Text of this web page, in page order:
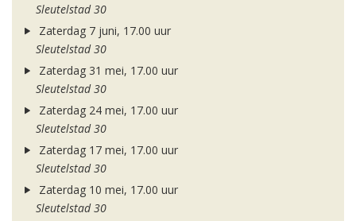
Sleutelstad 30
Zaterdag 7 juni, 17.00 uur
Sleutelstad 30
Zaterdag 31 mei, 17.00 uur
Sleutelstad 30
Zaterdag 24 mei, 17.00 uur
Sleutelstad 30
Zaterdag 17 mei, 17.00 uur
Sleutelstad 30
Zaterdag 10 mei, 17.00 uur
Sleutelstad 30